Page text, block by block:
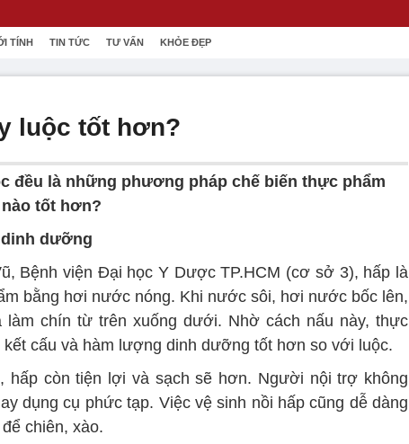
TÍNH TIN TỨC TƯ VẤN KHỎE ĐẸP
luộc tốt hơn?
đều là những phương pháp chế biến thực phẩm
tốt hơn?
dưỡng
Bệnh viện Đại học Y Dược TP.HCM (cơ sở 3), hấp là
bằng hơi nước nóng. Khi nước sôi, hơi nước bốc lên,
làm chín từ trên xuống dưới. Nhờ cách nấu này, thực
cấu và hàm lượng dinh dưỡng tốt hơn so với luộc.
hấp còn tiện lợi và sạch sẽ hơn. Người nội trợ không
dụng cụ phức tạp. Việc vệ sinh nồi hấp cũng dễ dàng
chiên, xào.